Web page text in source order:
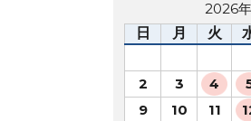
2026年
日 月 火
2
3 4
9
10 11